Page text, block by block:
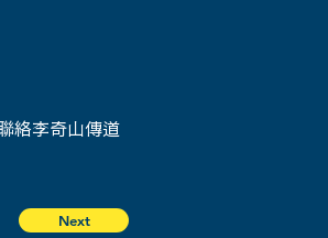
絡李奇山傳道
Next